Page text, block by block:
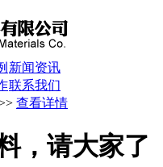
新闻资讯
联系我们
查看详情
，请大家了